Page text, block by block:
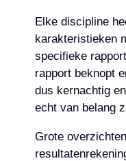
Elke discipline
karakteristieken
specifieke
rapport beknopt
dus kernachtig
echt van belang
Grote